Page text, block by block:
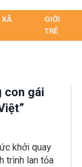
XÃ
GIỚI
TRẺ
con gái
khởi quay
trình lan tỏa